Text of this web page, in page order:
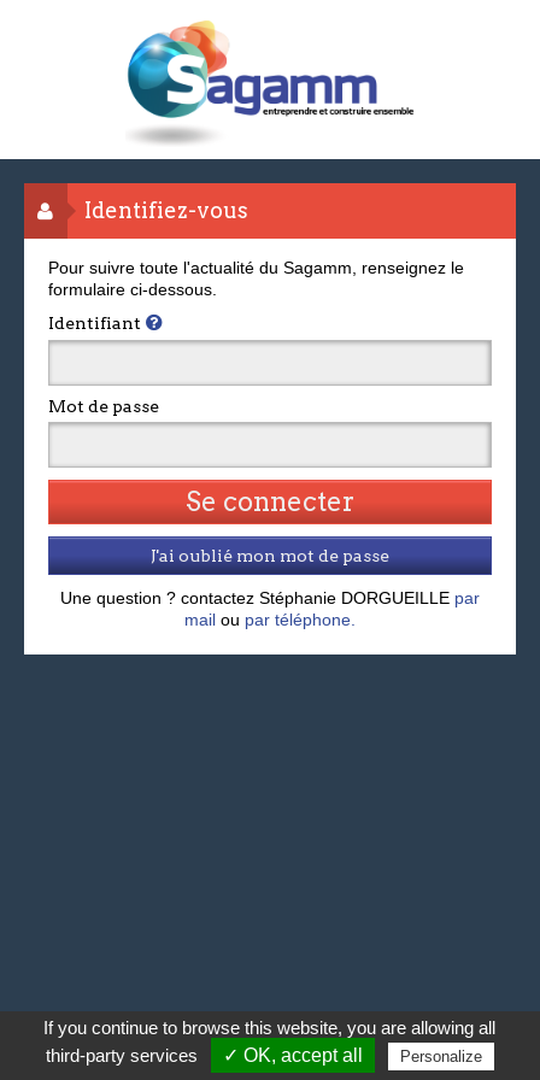
Identifiez-vous
Pour suivre toute l'actualité du Sagamm, renseignez le
formulaire ci-dessous.
Identifiant
Mot de passe
J'ai oublié mon mot de passe
Une question ? contactez Stéphanie DORGUEILLE par
mail ou par téléphone.
If you continue to browse this website, you are allowing all
third-party services
✓ OK, accept all Personalize